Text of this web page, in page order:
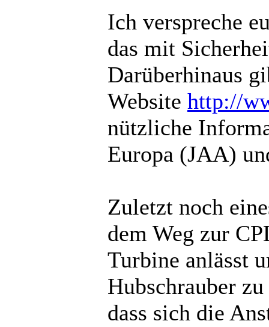
Ich verspreche
das mit
Darüberhinaus
Website http://
nützliche
Europa (JAA)
Zuletzt noch
dem Weg zur
Turbine anlässt
Hubschrauber
dass sich die